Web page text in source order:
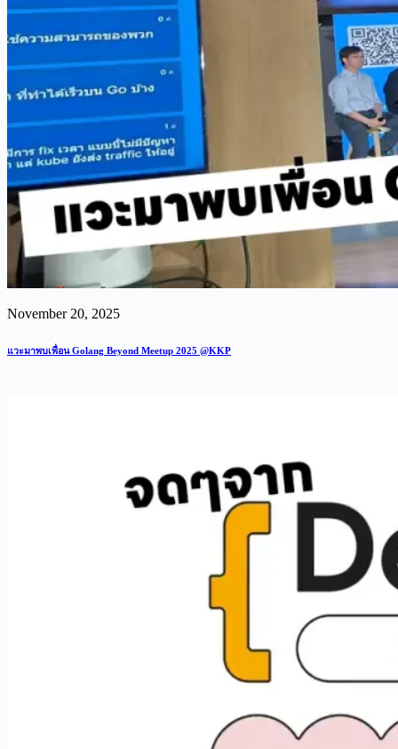
November 20, 2025
แวะมาพบเพื่อน Golang Beyond Meetup 2025 @KKP